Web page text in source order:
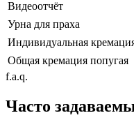
Видеоотчёт
Урна для праха
Индивидуальная
Общая кремация попугая
f.a.q.
Часто